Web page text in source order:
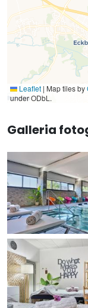
Leaflet | Map tiles by
under ODbL.
Galleria